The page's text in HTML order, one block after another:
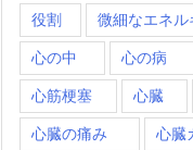
役割 微細なエネル
心の中 心の病
心筋梗塞 心臓
心臓の痛み 心臓